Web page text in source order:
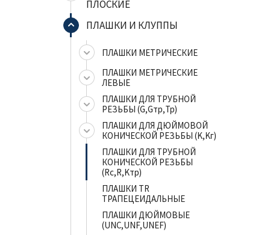
ПЛОСКИЕ
ПЛАШКИ И КЛУППЫ
ПЛАШКИ МЕТРИЧЕСКИЕ
ПЛАШКИ МЕТРИЧЕСКИЕ
ЛЕВЫЕ
ПЛАШКИ ДЛЯ ТРУБНОЙ
РЕЗЬБЫ (G,Gтр,Тр)
ПЛАШКИ ДЛЯ ДЮЙМОВОЙ
КОНИЧЕСКОЙ РЕЗЬБЫ (K,Kг)
ПЛАШКИ ДЛЯ ТРУБНОЙ
КОНИЧЕСКОЙ РЕЗЬБЫ
(Rc,R,Kтр)
ПЛАШКИ TR
ТРАПЕЦЕИДАЛЬНЫЕ
ПЛАШКИ ДЮЙМОВЫЕ
(UNC,UNF,UNEF)